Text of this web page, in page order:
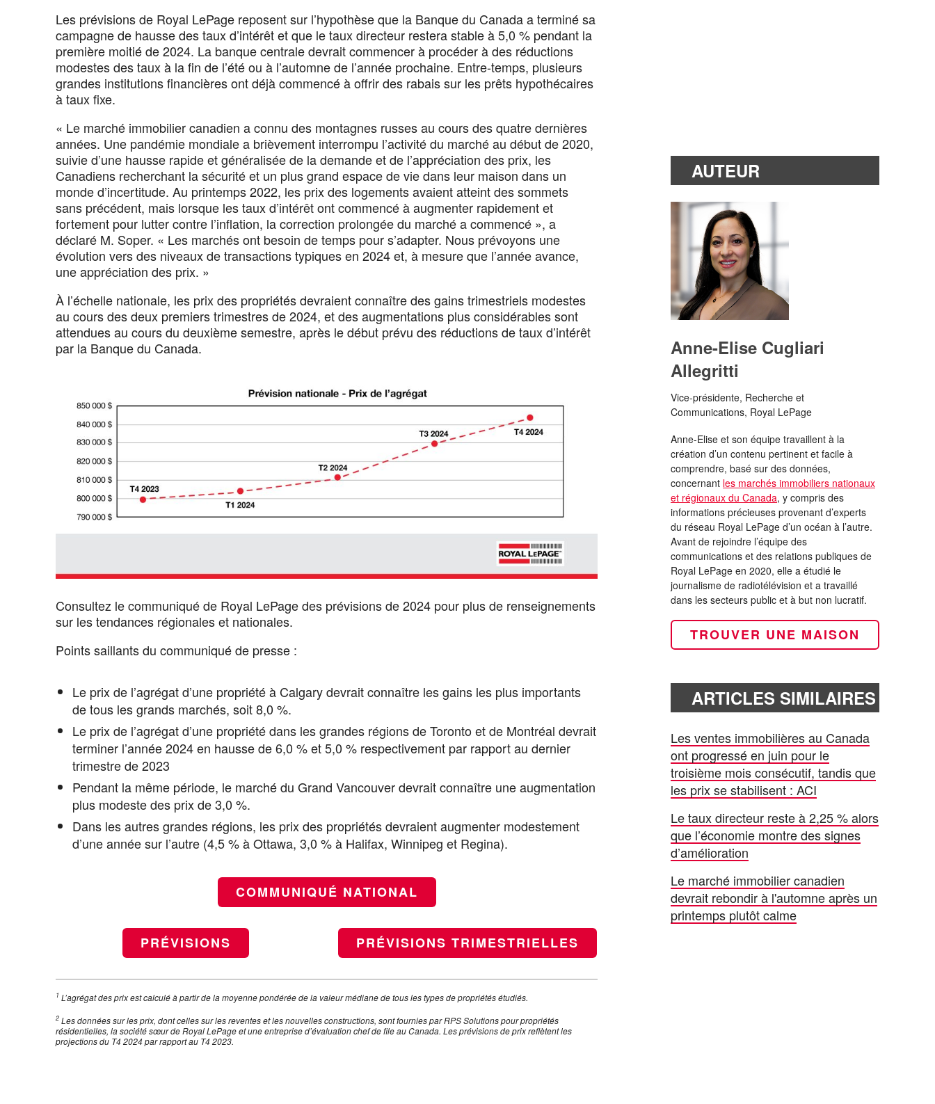
Les prévisions de Royal LePage reposent sur l’hypothèse que la Banque du Canada a terminé sa
campagne de hausse des taux d’intérêt et que le taux directeur restera stable à 5,0 % pendant la
première moitié de 2024. La banque centrale devrait commencer à procéder à des réductions
modestes des taux à la fin de l’été ou à l’automne de l’année prochaine. Entre-temps, plusieurs
grandes institutions financières ont déjà commencé à offrir des rabais sur les prêts hypothécaires
à taux fixe.
« Le marché immobilier canadien a connu des montagnes russes au cours des quatre dernières
années. Une pandémie mondiale a brièvement interrompu l’activité du marché au début de 2020,
suivie d’une hausse rapide et généralisée de la demande et de l’appréciation des prix, les
Canadiens recherchant la sécurité et un plus grand espace de vie dans leur maison dans un
monde d’incertitude. Au printemps 2022, les prix des logements avaient atteint des sommets
sans précédent, mais lorsque les taux d’intérêt ont commencé à augmenter rapidement et
fortement pour lutter contre l’inflation, la correction prolongée du marché a commencé », a
déclaré M. Soper. « Les marchés ont besoin de temps pour s’adapter. Nous prévoyons une
évolution vers des niveaux de transactions typiques en 2024 et, à mesure que l’année avance,
une appréciation des prix. »
À l’échelle nationale, les prix des propriétés devraient connaître des gains trimestriels modestes
au cours des deux premiers trimestres de 2024, et des augmentations plus considérables sont
attendues au cours du deuxième semestre, après le début prévu des réductions de taux d’intérêt
par la Banque du Canada.
Consultez le communiqué de Royal LePage des prévisions de 2024 pour plus de renseignements
sur les tendances régionales et nationales.
Points saillants du communiqué de presse :
Le prix de l’agrégat d’une propriété à Calgary devrait connaître les gains les plus importants
de tous les grands marchés, soit 8,0 %.
Le prix de l’agrégat d’une propriété dans les grandes régions de Toronto et de Montréal devrait
terminer l’année 2024 en hausse de 6,0 % et 5,0 % respectivement par rapport au dernier
trimestre de 2023
Pendant la même période, le marché du Grand Vancouver devrait connaître une augmentation
plus modeste des prix de 3,0 %.
Dans les autres grandes régions, les prix des propriétés devraient augmenter modestement
d’une année sur l’autre (4,5 % à Ottawa, 3,0 % à Halifax, Winnipeg et Regina).
COMMUNIQUÉ NATIONAL
PRÉVISIONS PRÉVISIONS TRIMESTRIELLES
1 L’agrégat des prix est calculé à partir de la moyenne pondérée de la valeur médiane de tous les types de propriétés étudiés.
2 Les données sur les prix, dont celles sur les reventes et les nouvelles constructions, sont fournies par RPS Solutions pour propriétés
résidentielles, la société sœur de Royal LePage et une entreprise d’évaluation chef de file au Canada. Les prévisions de prix reflètent les
projections du T4 2024 par rapport au T4 2023.
AUTEUR
Anne-Elise Cugliari
Allegritti
Vice-présidente, Recherche et
Communications, Royal LePage
Anne-Elise et son équipe travaillent à la
création d’un contenu pertinent et facile à
comprendre, basé sur des données,
concernant les marchés immobiliers nationaux
et régionaux du Canada, y compris des
informations précieuses provenant d’experts
du réseau Royal LePage d’un océan à l’autre.
Avant de rejoindre l’équipe des
communications et des relations publiques de
Royal LePage en 2020, elle a étudié le
journalisme de radiotélévision et a travaillé
dans les secteurs public et à but non lucratif.
TROUVER UNE MAISON
ARTICLES SIMILAIRES
Les ventes immobilières au Canada
ont progressé en juin pour le
troisième mois consécutif, tandis que
les prix se stabilisent : ACI
Le taux directeur reste à 2,25 % alors
que l’économie montre des signes
d’amélioration
Le marché immobilier canadien
devrait rebondir à l'automne après un
printemps plutôt calme